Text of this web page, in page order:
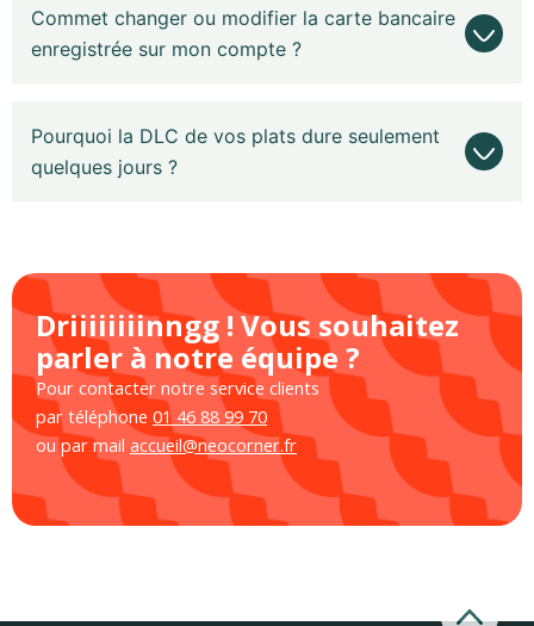
Commet changer ou modifier la carte bancaire
enregistrée sur mon compte ?
Pourquoi la DLC de vos plats dure seulement
quelques jours ?
Driiiiiiiinngg ! Vous souhaitez
parler à notre équipe ?
Pour contacter notre service clients
par téléphone 01 46 88 99 70
ou par mail accueil@neocorner.fr